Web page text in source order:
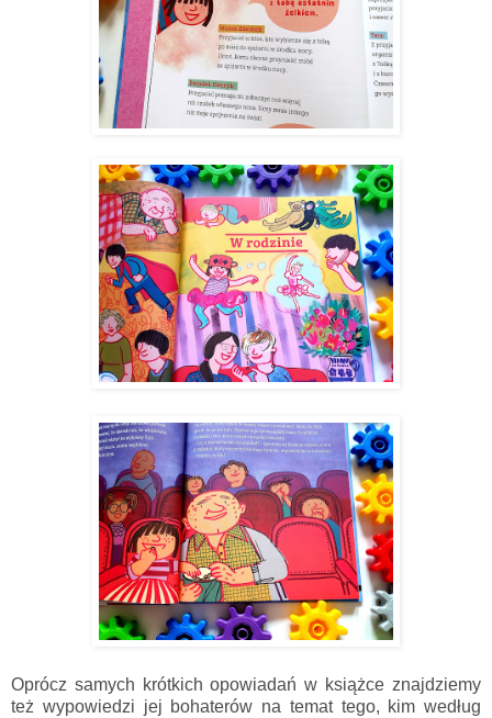
Oprócz samych krótkich opowiadań w książce znajdziemy
też wypowiedzi jej bohaterów na temat tego, kim według